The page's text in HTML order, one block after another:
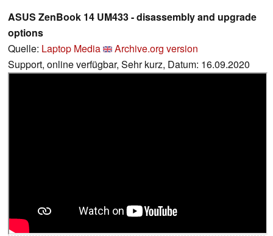
ASUS ZenBook 14 UM433 - disassembly and upgrade
options
Quelle: Laptop Media
Archive.org version
Support, online verfügbar, Sehr kurz, Datum: 16.09.2020